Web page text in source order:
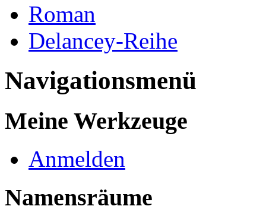
Roman
Delancey-Reihe
Navigationsmenü
Meine Werkzeuge
Anmelden
Namensräume